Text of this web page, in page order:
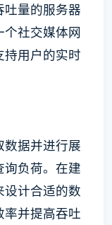
吐量的服务器
社交媒体网
持用户的实时
数据并进行展
负荷。在建
计合适的数
并提高吞吐